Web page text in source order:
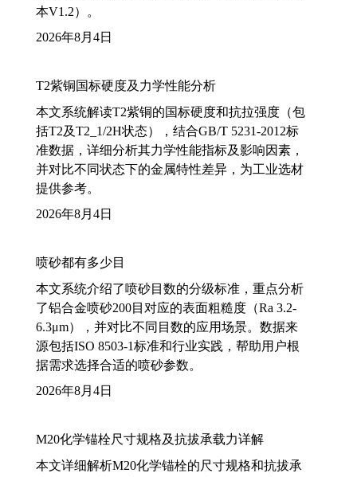
本V1.2）。
2026年8月4日
T2紫铜国标硬度及力学性能分析
本文系统解读T2紫铜的国标硬度和抗拉强度（包
括T2及T2_1/2H状态），结合GB/T 5231-2012标
准数据，详细分析其力学性能指标及影响因素，
并对比不同状态下的金属特性差异，为工业选材
提供参考。
2026年8月4日
喷砂都有多少目
本文系统介绍了喷砂目数的分级标准，重点分析
了铝合金喷砂200目对应的表面粗糙度（Ra 3.2-
6.3μm），并对比不同目数的应用场景。数据来
源包括ISO 8503-1标准和行业实践，帮助用户根
据需求选择合适的喷砂参数。
2026年8月4日
M20化学锚栓尺寸规格及抗拔承载力详解
本文详细解析M20化学锚栓的尺寸规格和抗拔承